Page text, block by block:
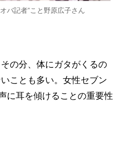
バ記者”こと野原広子さん
の分、体にガタがくるの
ことも多い。女性セブン
に耳を傾けることの重要性